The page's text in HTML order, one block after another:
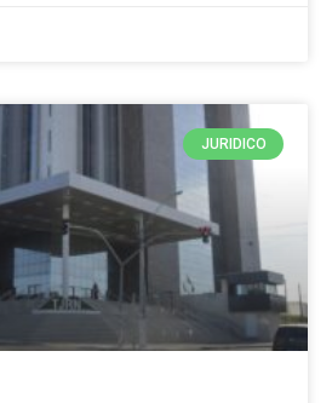
JURIDICO